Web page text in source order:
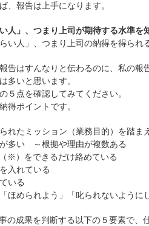
、報告は上手になります。
人」、つまり上司が期待する水準を
い人」、つまり上司の納得を得られ
報告はすんなりと伝わるのに、私の
多いと思います。
５点を確認してみてください。
得ポイントです。
れたミッション（業務目的）を踏ま
が多い ～根拠や理由が複数ある
（※）をできるだけ絡めている
入れている
いる
められよう」「叱られないように
の成果を判断する以下の５要素で、